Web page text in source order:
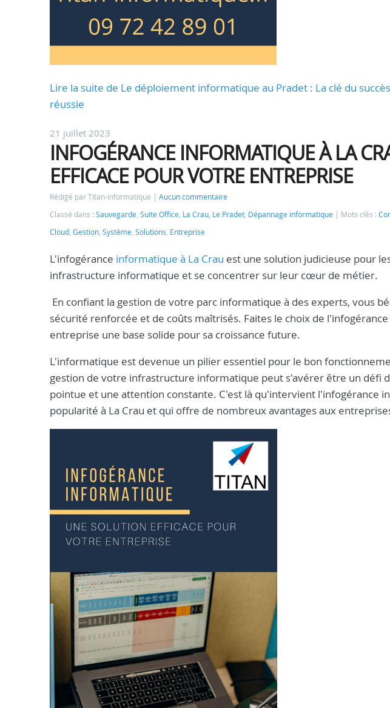
Lire la suite de Le déploiement informatique au Pradet : La clé du
réussie
21 juillet 2023
INFOGÉRANCE INFORMATIQUE À LA
EFFICACE POUR VOTRE ENTREPRISE
Rédigé par Titan-informatique
Aucun commentaire
Classé dans : Sauvegarde, Suite Office, La Crau, Le Pradet, Dépannage informatique Mots clés :
Cloud, Gestion, Système, Solutions, Entreprise
L'infogérance informatique à La Crau est une solution judicieuse pour
infrastructure informatique et se concentrer sur leur cœur de métier.
En confiant la gestion de votre parc informatique à des experts, vous
sécurité renforcée et de coûts maîtrisés. Faites le choix de
entreprise une base solide pour sa croissance future.
L'informatique est devenue un pilier essentiel pour le bon
gestion de votre infrastructure informatique peut s'avérer être un défi
pointue et une attention constante. C'est là qu'intervient l'infogérance
popularité à La Crau et qui offre de nombreux avantages aux